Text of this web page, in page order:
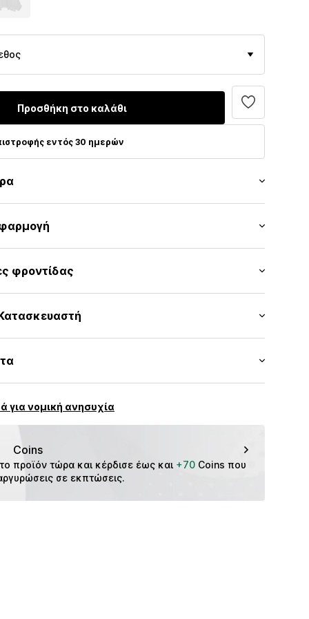
Προσθήκη στο καλάθι
εντός 30 ημερών
άκρη
εφαρμογή
φροντίδας
συνδετήρες
για νομική ανησυχία
Coins
προϊόν τώρα και κέρδισε έως και +70 Coins που
σε εκπτώσεις.